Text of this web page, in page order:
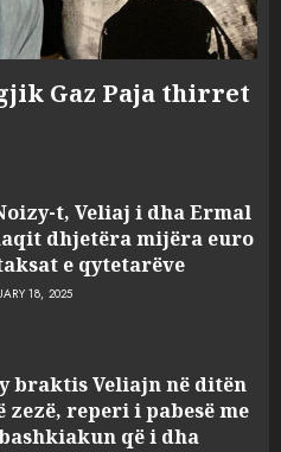
Gaz Paja thirret
t, Veliaj i dha Ermal
dhjetëra mijëra euro
e qytetarëve
18, 2025
braktis Veliajn në ditën
zezë, reperi i pabesë me
që i dha
“One Albania”,
u fsheh. A u vodhën